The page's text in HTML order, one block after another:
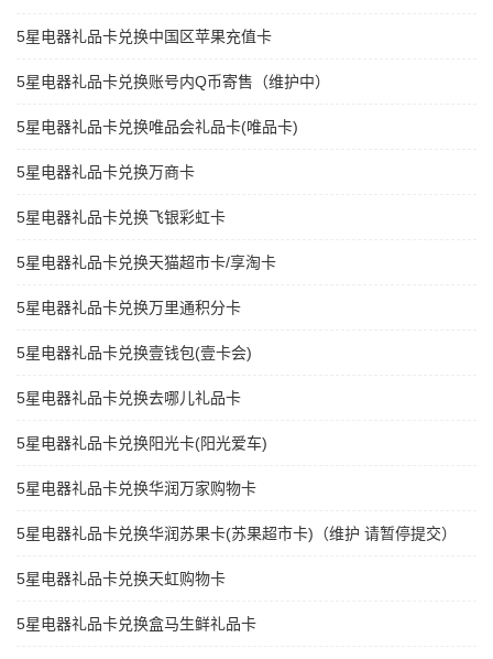
5星电器礼品卡兑换中国区苹果充值卡
5星电器礼品卡兑换账号内Q币寄售（维护中）
5星电器礼品卡兑换唯品会礼品卡(唯品卡)
5星电器礼品卡兑换万商卡
5星电器礼品卡兑换飞银彩虹卡
5星电器礼品卡兑换天猫超市卡/享淘卡
5星电器礼品卡兑换万里通积分卡
5星电器礼品卡兑换壹钱包(壹卡会)
5星电器礼品卡兑换去哪儿礼品卡
5星电器礼品卡兑换阳光卡(阳光爱车)
5星电器礼品卡兑换华润万家购物卡
5星电器礼品卡兑换华润苏果卡(苏果超市卡)（维护 请暂停提交）
5星电器礼品卡兑换天虹购物卡
5星电器礼品卡兑换盒马生鲜礼品卡